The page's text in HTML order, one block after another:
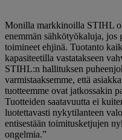
Monilla markkinoilla STIHL
enemmän sähkötyökaluja,
toimineet ehjinä. Tuotanto
kapasiteetilla vastatakseen
STIHL:n hallituksen
varmistaaksemme, että
tuotteemme ovat jatkossakin
Tuotteiden saatavuutta ei
luotettavasti nykytilanteen
entisestään toimitusketjujen
ongelmia.”